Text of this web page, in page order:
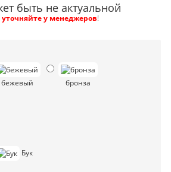
быть не актуальной
у менеджеров!
бежевый бронза
Бук